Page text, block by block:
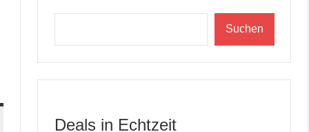
Suchen
Deals in Echtzeit